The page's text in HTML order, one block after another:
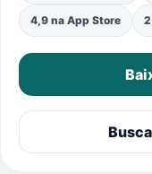
4,9 na App Store